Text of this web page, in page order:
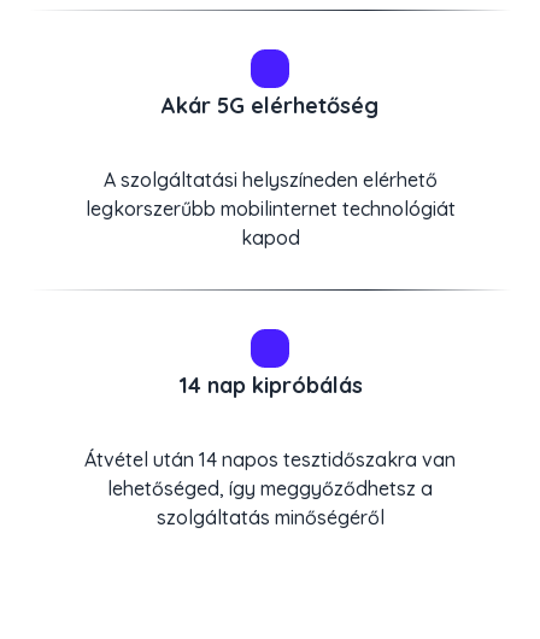
Akár 5G elérhetőség
A szolgáltatási helyszíneden elérhető
legkorszerűbb mobilinternet technológiát
kapod
14 nap kipróbálás
Átvétel után 14 napos tesztidőszakra van
lehetőséged, így meggyőződhetsz a
szolgáltatás minőségéről